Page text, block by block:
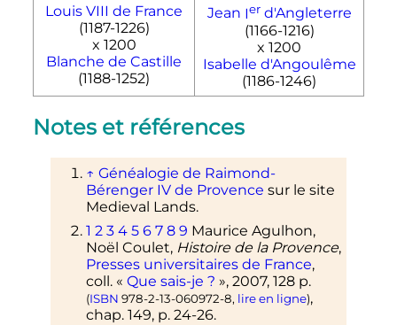
Louis VIII de France
(1187-1226)
x 1200
Blanche de Castille
(1188-1252)
Jean Ierd'Angleterre
(1166-1216)
x 1200
Isabelle d'Angoulême
(1186-1246)
Notes et références
↑ Généalogie de Raimond-
Bérenger IVde Provence sur le site
Medieval Lands.
1 2 3 4 5 6 7 8 9 Maurice Agulhon,
Noël Coulet, Histoire de la Provence,
Presses universitaires de France,
coll. « Que sais-je ? », 2007, 128 p.
(ISBN 978-2-13-060972-8, lire en ligne),
chap. 149, p. 24-26.